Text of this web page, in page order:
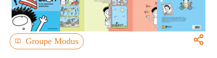
Groupe Modus